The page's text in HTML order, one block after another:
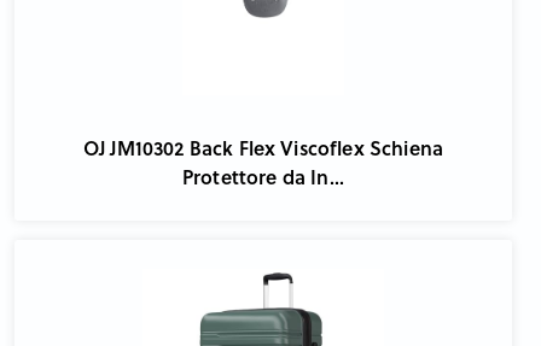
OJ JM10302 Back Flex Viscoflex Schiena
Protettore da In...